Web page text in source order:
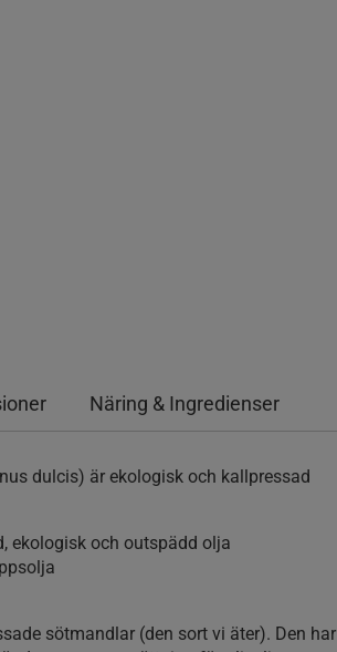
Näring & Ingredienser
dulcis) är ekologisk och kallpressad
ekologisk och outspädd olja
sötmandlar (den sort vi äter). Den har